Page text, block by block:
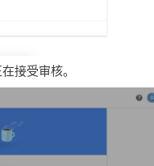
接受审核。